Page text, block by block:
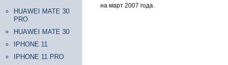
HUAWEI MATE 30
PRO
HUAWEI MATE 30
IPHONE 11
IPHONE 11 PRO
на март 2007 года.